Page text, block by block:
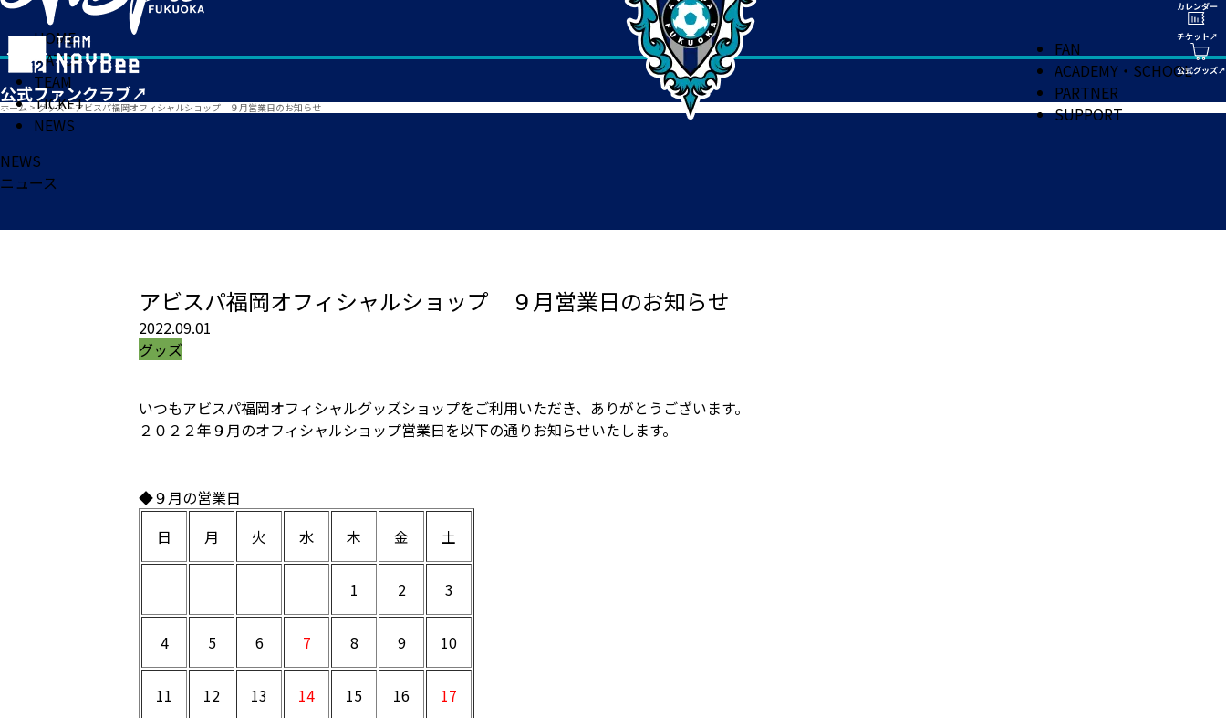
HOME
MATCH
TEAM
TICKET
NEWS
FAN
ACADEMY・SCHOOL
PARTNER
SUPPORT
ホーム > グッズ>アビスパ福岡オフィシャルショップ ９月営業日のお知らせ
NEWS
ニュース
アビスパ福岡オフィシャルショップ ９月営業日のお知らせ
2022.09.01
グッズ
いつもアビスパ福岡オフィシャルグッズショップをご利用いただき、ありがとうございます。
２０２２年９月のオフィシャルショップ営業日を以下の通りお知らせいたします。
◆９月の営業日
日
月 火 水 木 金 土
1 2 3
4 5 6 7 8 9 10
11 12 13 14 15 16 17